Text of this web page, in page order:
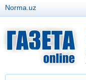
Norma.uz